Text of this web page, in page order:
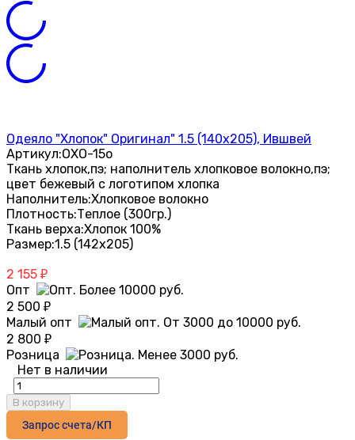
Одеяло "Хлопок" Оригинал" 1.5 (140х205), Ившвей
Артикул:ОХО-15о
Ткань хлопок,пэ; наполнитель хлопковое волокно,пэ;
цвет бежевый с логотипом хлопка
Наполнитель:Хлопковое волокно
Плотность:Теплое (300гр.)
Ткань верха:Хлопок 100%
Размер:1.5 (142х205)
2 155 ₽
Опт
2 500 ₽
Малый опт
2 800 ₽
Розница
Нет в наличии
В корзину
Запрос счета/КП